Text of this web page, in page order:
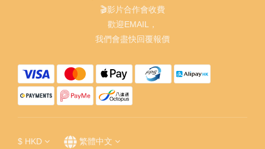
🎬影片合作會收費
歡迎EMAIL，
我們會盡快回覆報價
$ HKD 繁體中文